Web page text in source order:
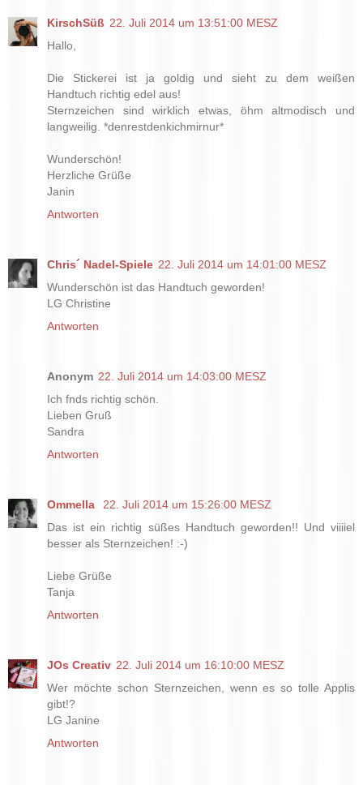
KirschSüß 22. Juli 2014 um 13:51:00 MESZ
Hallo,
Die Stickerei ist ja goldig und sieht zu dem weißen
Handtuch richtig edel aus!
Sternzeichen sind wirklich etwas, öhm altmodisch und
langweilig. *denrestdenkichmirnur*
Wunderschön!
Herzliche Grüße
Janin
Antworten
Chris´ Nadel-Spiele 22. Juli 2014 um 14:01:00 MESZ
Wunderschön ist das Handtuch geworden!
LG Christine
Antworten
Anonym 22. Juli 2014 um 14:03:00 MESZ
Ich fnds richtig schön.
Lieben Gruß
Sandra
Antworten
Ommella
22. Juli 2014 um 15:26:00 MESZ
Das ist ein richtig süßes Handtuch geworden!! Und viiiiel
besser als Sternzeichen! :-)
Liebe Grüße
Tanja
Antworten
JOs Creativ 22. Juli 2014 um 16:10:00 MESZ
Wer möchte schon Sternzeichen, wenn es so tolle Applis
gibt!?
LG Janine
Antworten